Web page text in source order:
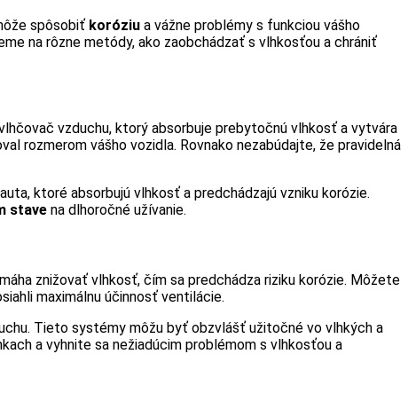
spôsobiť koróziu a vážne problémy s funkciou vášho
na rôzne metódy, ako zaobchádzať s vlhkosťou a chrániť
vzduchu, ktorý absorbuje prebytočnú vlhkosť a vytvára
rozmerom vášho vozidla. Rovnako nezabúdajte, že pravidelná
ktoré absorbujú vlhkosť a predchádzajú vzniku korózie.
stave na dlhoročné užívanie.
znižovať vlhkosť, čím sa predchádza riziku korózie. Môžete
maximálnu účinnosť ventilácie.
Tieto systémy môžu byť obzvlášť užitočné vo vlhkých a
a vyhnite sa nežiadúcim problémom s vlhkosťou a